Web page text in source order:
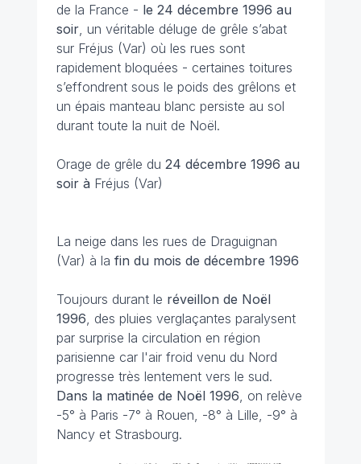
de la France - le 24 décembre 1996 au
soir, un véritable déluge de grêle s’abat
sur Fréjus (Var) où les rues sont
rapidement bloquées - certaines toitures
s’effondrent sous le poids des grêlons et
un épais manteau blanc persiste au sol
durant toute la nuit de Noël.
Orage de grêle du 24 décembre 1996 au
soir à Fréjus (Var)
La neige dans les rues de Draguignan
(Var) à la fin du mois de décembre 1996
Toujours durant le réveillon de Noël
1996 , des pluies verglaçantes paralysent
par surprise la circulation en région
parisienne car l'air froid venu du Nord
progresse très lentement vers le sud.
Dans la matinée de Noël 1996 , on relève
-5° à Paris -7° à Rouen, -8° à Lille, -9° à
Nancy et Strasbourg.